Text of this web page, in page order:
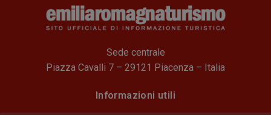
Sede centrale
Piazza Cavalli 7 – 29121 Piacenza – Italia
Informazioni utili